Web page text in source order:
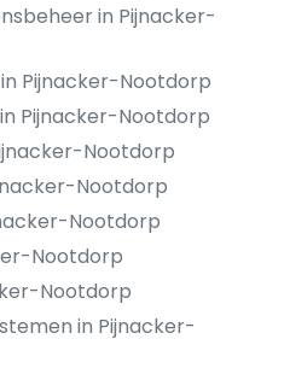
in Pijnacker-
Pijnacker-Nootdorp
Pijnacker-Nootdorp
Nootdorp
Nootdorp
Nootdorp
Nootdorp
Nootdorp
in Pijnacker-